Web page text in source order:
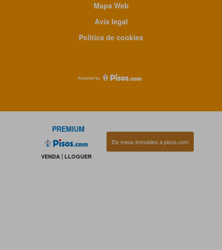
Mapa Web
Avís legal
Política de cookies
PREMIUM
VENDA LLOGUER
Els meus immobles a pisos.com